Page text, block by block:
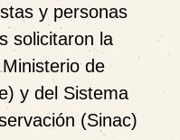
y personas
solicitaron la
de
y del Sistema
(Sinac)